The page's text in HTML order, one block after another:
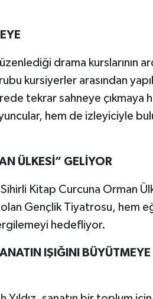
drama kurslarının
kursiyerler arasından
tekrar sahneye çıkmaya
hem de izleyiciyle
ÜLKESİ” GELİYOR
Kitap Curcuna Orman
olan Gençlik Tiyatrosu, hem
hedefliyor.
IŞIĞINI